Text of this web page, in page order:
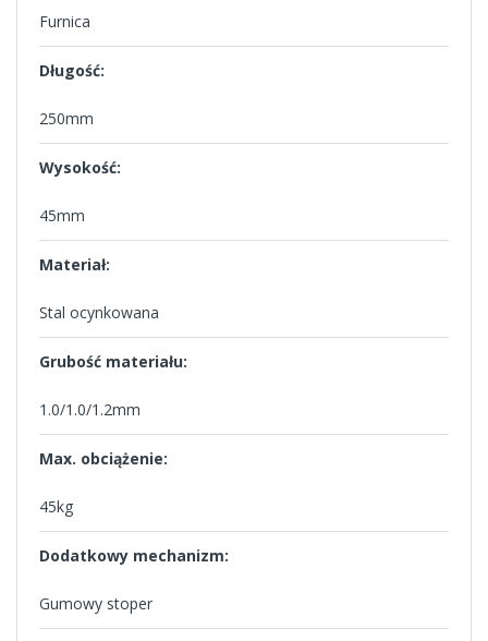
Furnica
Długość:
250mm
Wysokość:
45mm
Materiał:
Stal ocynkowana
Grubość materiału:
1.0/1.0/1.2mm
Max. obciążenie:
45kg
Dodatkowy mechanizm:
Gumowy stoper